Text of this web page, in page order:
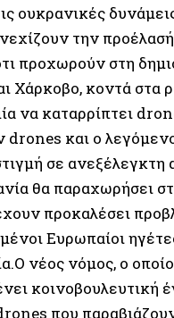
ουκρανικές
την
προχωρούν στη
Χάρκοβο, κοντά στα
να καταρρίπτει
και ο
σε ανεξέλεγκτη
θα παραχωρήσει
προκαλέσει
Ευρωπαίοι
νέος νόμος, ο
κοινοβουλευτική
που